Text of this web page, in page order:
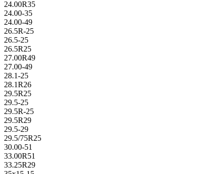
24.00R35
24.00-35
24.00-49
26.5R-25
26.5-25
26.5R25
27.00R49
27.00-49
28.1-25
28.1R26
29.5R25
29.5-25
29.5R-25
29.5R29
29.5-29
29.5/75R25
30.00-51
33.00R51
33.25R29